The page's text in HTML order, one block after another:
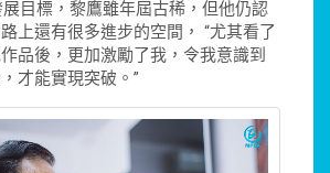
標，黎鷹雖年屆古稀，但他仍認
上還有很多進步的空間， “尤其看了
品後，更加激勵了我，令我意識到
才能實現突破。”